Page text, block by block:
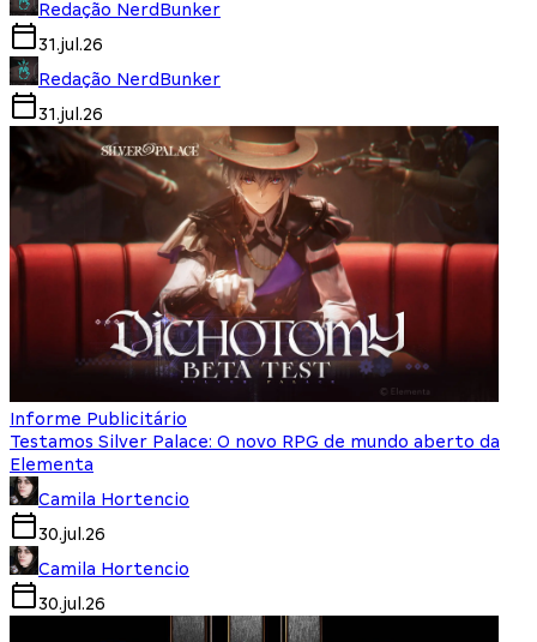
Redação NerdBunker
31.jul.26
Redação NerdBunker
31.jul.26
Informe Publicitário
Testamos Silver Palace: O novo RPG de mundo aberto da
Elementa
Camila Hortencio
30.jul.26
Camila Hortencio
30.jul.26